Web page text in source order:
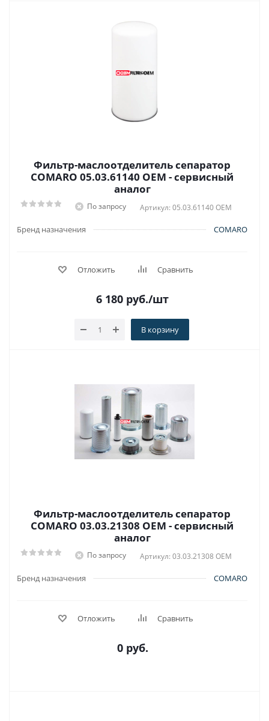
Фильтр-маслоотделитель сепаратор
COMARO 05.03.61140 OEM - сервисный
аналог
По запросу Артикул: 05.03.61140 OEM
Бренд назначения COMARO
Отложить Сравнить
6 180 руб./шт
В корзину
Фильтр-маслоотделитель сепаратор
COMARO 03.03.21308 OEM - сервисный
аналог
По запросу Артикул: 03.03.21308 OEM
Бренд назначения COMARO
Отложить Сравнить
0 руб.